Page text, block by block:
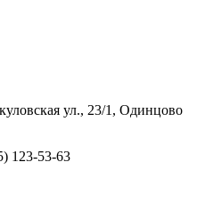
ул., 23/1, Одинцово
123-53-63